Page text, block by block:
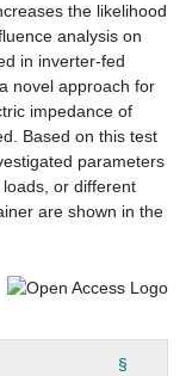
the likelihood
analysis on
in inverter-fed
novel approach for
impedance of
Based on this test
parameters
or different
are shown in the
§